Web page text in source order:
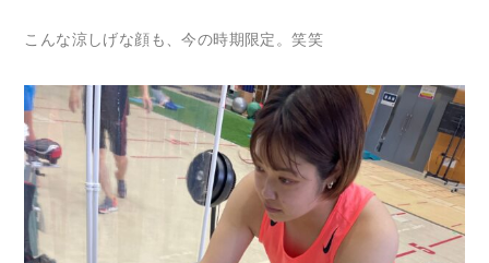
こんな涼しげな顔も、今の時期限定。笑笑